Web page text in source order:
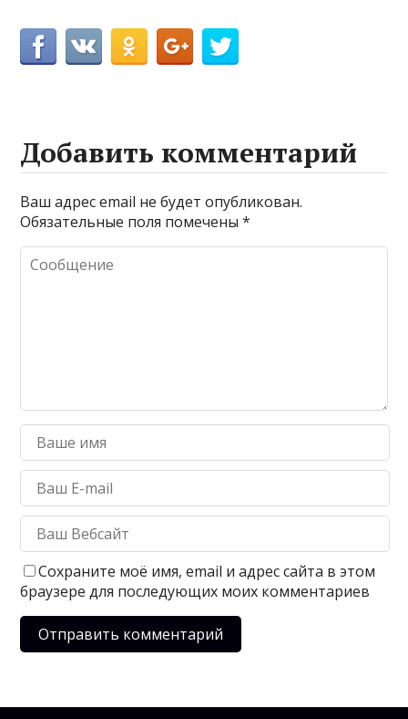
Добавить комментарий
Ваш адрес email не будет опубликован.
Обязательные поля помечены*
Сохраните моё имя, email и адрес сайта в этом
браузере для последующих моих комментариев